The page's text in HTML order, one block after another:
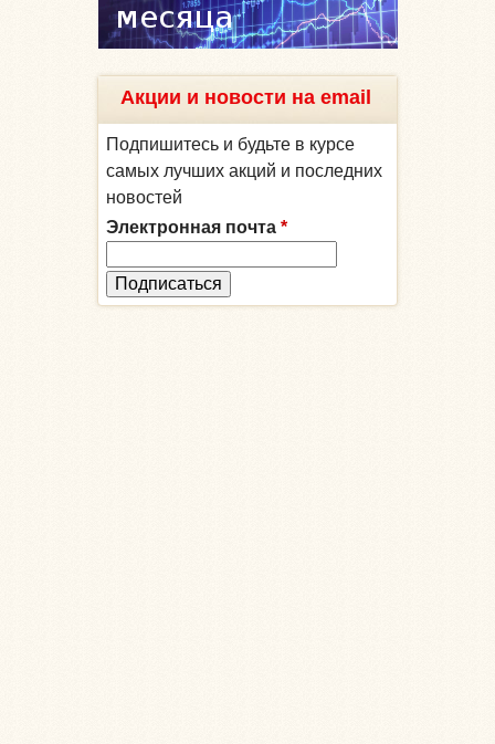
Акции и новости на email
Подпишитесь и будьте в курсе
самых лучших акций и последних
новостей
Электронная почта *